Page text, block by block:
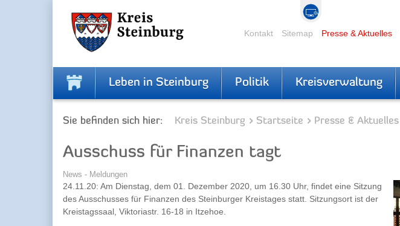
Kontakt Sitemap Presse & Aktuelles
Leben in Steinburg Politik Kreisverwaltung
Sie befinden sich hier: Kreis Steinburg Startseite Presse & Aktuelles
Ausschuss für Finanzen tagt
News - Meldungen
24.11.20: Am Dienstag, dem 01. Dezember 2020, um 16.30 Uhr, findet eine Sitzung
des Ausschusses für Finanzen des Steinburger Kreistages statt. Sitzungsort ist der
Kreistagssaal, Viktoriastr. 16-18 in Itzehoe.